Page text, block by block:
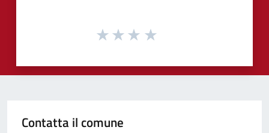
Contatta il comune